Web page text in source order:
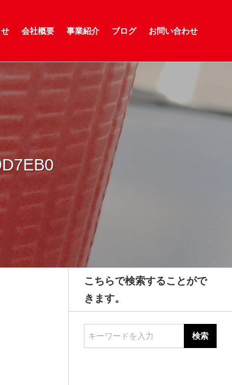
会社概要 事業紹介 ブログ お問い合わせ
こちらで検索することがで
きます。
キーワードを入力